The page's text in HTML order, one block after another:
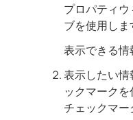
プロパティ
ブを使用しま
表示できる情
表示したい
ックマーク
チェックマー